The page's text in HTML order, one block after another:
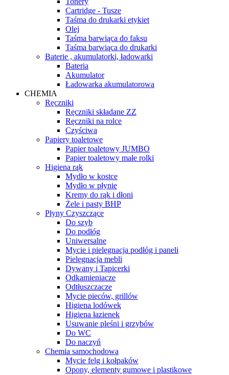
Cartridge - Tusze
Taśma do drukarki etykiet
Olej
Taśma barwiąca do faksu
Taśma barwiąca do drukarki
Baterie , akumulatorki, ładowarki
Bateria
Akumulator
Ładowarka akumulatorowa
CHEMIA
Ręczniki
Ręczniki składane ZZ
Ręczniki na rolce
Czyściwa
Papiery toaletowe
Papier toaletowy JUMBO
Papier toaletowy małe rolki
Higiena rąk
Mydło w kostce
Mydło w płynie
Kremy do rąk i dłoni
Żele i pasty BHP
Płyny Czyszczące
Do szyb
Do podłóg
Uniwersalne
Mycie i pielęgnacja podłóg i paneli
Pielęgnacja mebli
Dywany i Tapicerki
Odkamieniacze
Odtłuszczacze
Mycie pieców, grillów
Higiena lodówek
Higiena łazienek
Usuwanie pleśni i grzybów
Do WC
Do naczyń
Chemia samochodowa
Mycie felg i kołpaków
Opony, elementy gumowe i plastikowe